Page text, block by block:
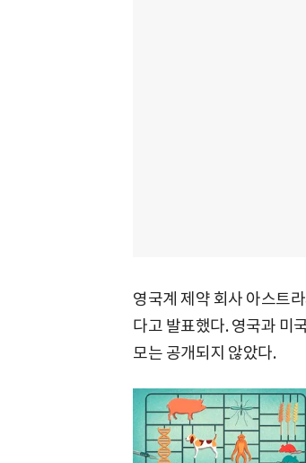
영국계 제약 회사 아스트
다고 발표했다. 영국과 미
모는 공개되지 않았다.